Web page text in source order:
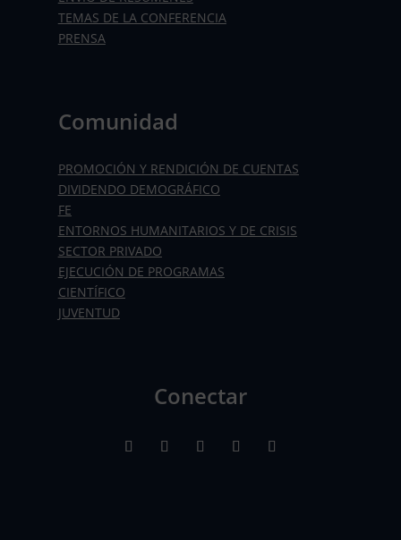
TEMAS DE LA CONFERENCIA
PRENSA
Comunidad
PROMOCIÓN Y RENDICIÓN DE CUENTAS
DIVIDENDO DEMOGRÁFICO
FE
ENTORNOS HUMANITARIOS Y DE CRISIS
SECTOR PRIVADO
EJECUCIÓN DE PROGRAMAS
CIENTÍFICO
JUVENTUD
Conectar